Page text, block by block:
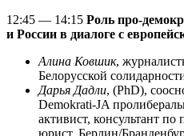
12:45 — 14:15 Роль про-
и России в диалоге с
Алина Ковшик,
Белорусской
Дарья Дадли, (PhD),
Demokrati-JA
активист, консультант
юрист. Берлин/